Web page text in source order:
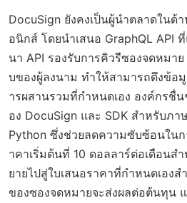
DocuSign ยังคงเป็นผู้นำตลาดในด้
อนิกส์ โดยนำเสนอ GraphQL API
นา API รองรับการคิวรีซองจดหมา
บของผู้ลงนาม ทำให้สามารถดึงข้อ
ารผสานรวมที่กำหนดเอง องค์กรชื่
อง DocuSign และ SDK สำหรับภา
Python ซึ่งช่วยลดความซับซ้อนในก
าคาเริ่มต้นที่ 10 ดอลลาร์ต่อเดือน
ยายไปสู่ใบเสนอราคาที่กำหนดเอง
ของซองจดหมายจะส่งผลต่อต้นทุน